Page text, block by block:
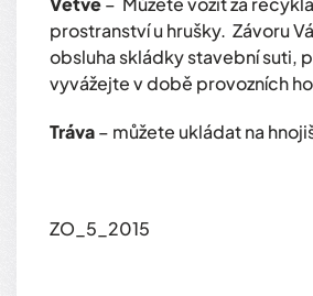
prostranství u hrušky. Závoru
obsluha skládky stavební suti,
vyvážejte v době provozních
Tráva– můžete ukládat na
ZO_5_2015